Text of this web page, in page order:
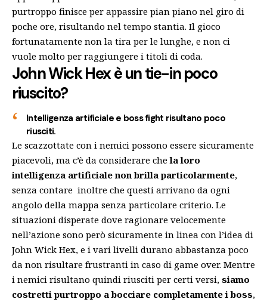
purtroppo finisce per appassire pian piano nel giro di
poche ore, risultando nel tempo stantia. Il gioco
fortunatamente non la tira per le lunghe, e non ci
vuole molto per raggiungere i titoli di coda.
John Wick Hex è un tie-in poco
riuscito?
Intelligenza artificiale e boss fight risultano poco
riusciti.
Le scazzottate con i nemici possono essere sicuramente
piacevoli, ma c’è da considerare chela loro
intelligenza artificiale non brilla particolarmente,
senza contare inoltre che questi arrivano da ogni
angolo della mappa senza particolare criterio. Le
situazioni disperate dove ragionare velocemente
nell’azione sono però sicuramente in linea con l’idea di
John Wick Hex, e i vari livelli durano abbastanza poco
da non risultare frustranti in caso di game over. Mentre
i nemici risultano quindi riusciti per certi versi, siamo
costretti purtroppo a bocciare completamente i boss,